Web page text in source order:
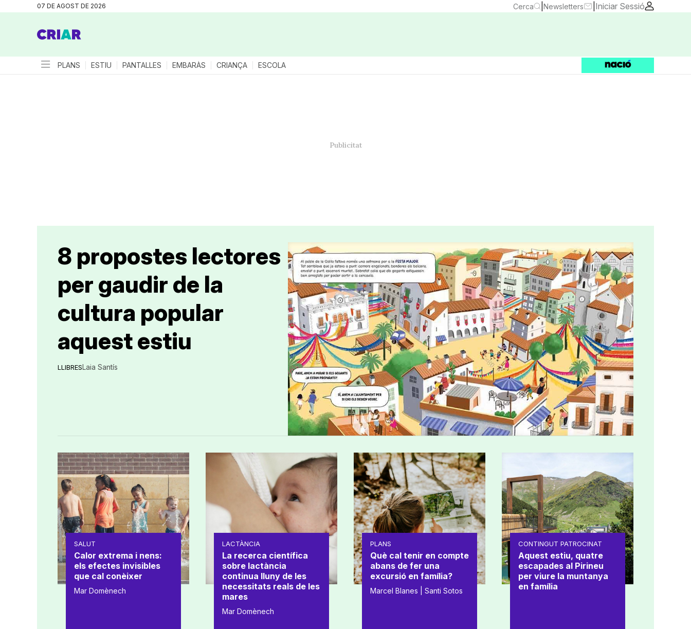
07 DE AGOST DE 2026 Cerca Newsletters Iniciar Sessió
PLANS ESTIU PANTALLES EMBARÀS CRIANÇA ESCOLA
LLIBRES
8 propostes lectores
per gaudir de la
cultura popular
aquest estiu
Laia Santís
SALUT
Calor extrema i nens:
els efectes invisibles
que cal conèixer
Mar Domènech
LACTÀNCIA
La recerca científica
sobre lactància
continua lluny de les
necessitats reals de les
mares
Mar Domènech
PLANS
Què cal tenir en compte
abans de fer una
excursió en família?
Marcel Blanes | Santi Sotos
CONTINGUT PATROCINAT
Aquest estiu, quatre
escapades al Pirineu
per viure la muntanya
en família